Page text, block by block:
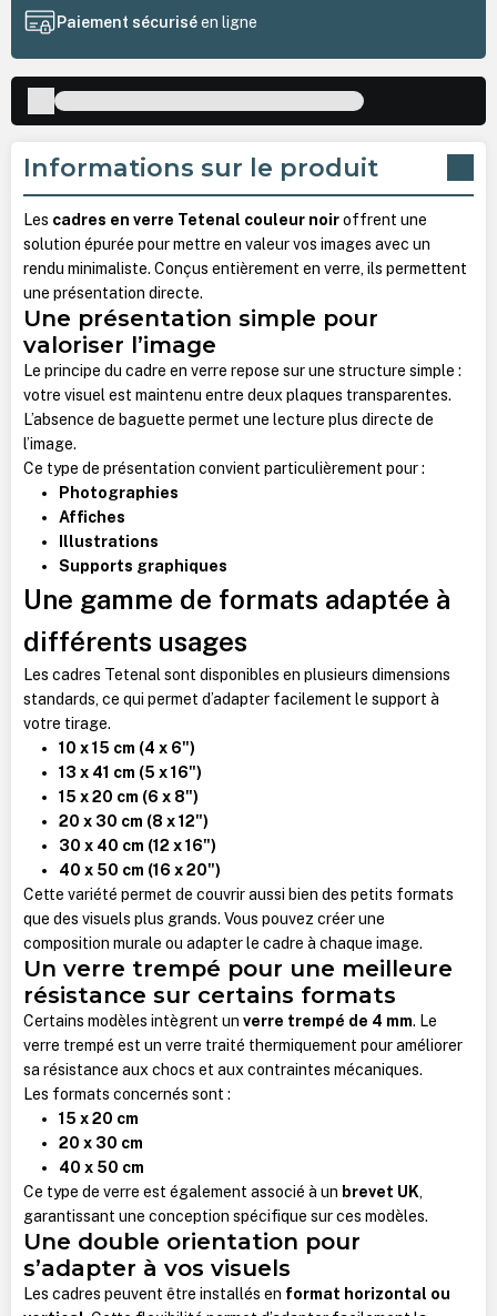
Paiement sécuriséen ligne
Informations sur le produit
Les cadres en verre Tetenal couleur noiroffrent une
solution épurée pour mettre en valeur vos images avec un
rendu minimaliste. Conçus entièrement en verre, ils permettent
une présentation directe.
Une présentation simple pour
valoriser l’image
Le principe du cadre en verre repose sur une structure simple :
votre visuel est maintenu entre deux plaques transparentes.
L’absence de baguette permet une lecture plus directe de
l’image.
Ce type de présentation convient particulièrement pour :
Photographies
Affiches
Illustrations
Supports graphiques
Une gamme de formats adaptée à
différents usages
Les cadres Tetenal sont disponibles en plusieurs dimensions
standards, ce qui permet d’adapter facilement le support à
votre tirage.
10 x 15 cm (4 x 6")
13 x 41 cm (5 x 16")
15 x 20 cm (6 x 8")
20 x 30 cm (8 x 12")
30 x 40 cm (12 x 16")
40 x 50 cm (16 x 20")
Cette variété permet de couvrir aussi bien des petits formats
que des visuels plus grands. Vous pouvez créer une
composition murale ou adapter le cadre à chaque image.
Un verre trempé pour une meilleure
résistance sur certains formats
Certains modèles intègrent un verre trempé de 4 mm. Le
verre trempé est un verre traité thermiquement pour améliorer
sa résistance aux chocs et aux contraintes mécaniques.
Les formats concernés sont :
15 x 20 cm
20 x 30 cm
40 x 50 cm
Ce type de verre est également associé à un brevet UK,
garantissant une conception spécifique sur ces modèles.
Une double orientation pour
s’adapter à vos visuels
Les cadres peuvent être installés en format horizontal ou